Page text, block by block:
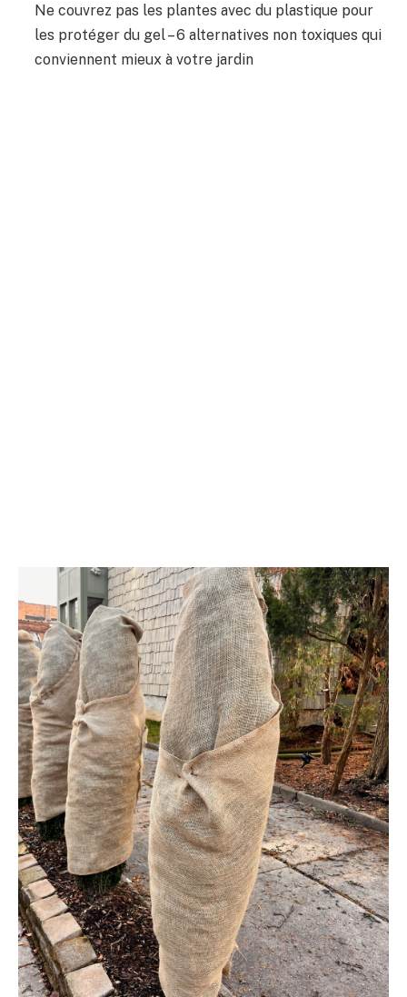
Ne couvrez pas les plantes avec du plastique pour
les protéger du gel – 6 alternatives non toxiques qui
conviennent mieux à votre jardin